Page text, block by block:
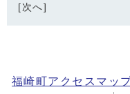
[次へ]
福崎町アクセスマッ